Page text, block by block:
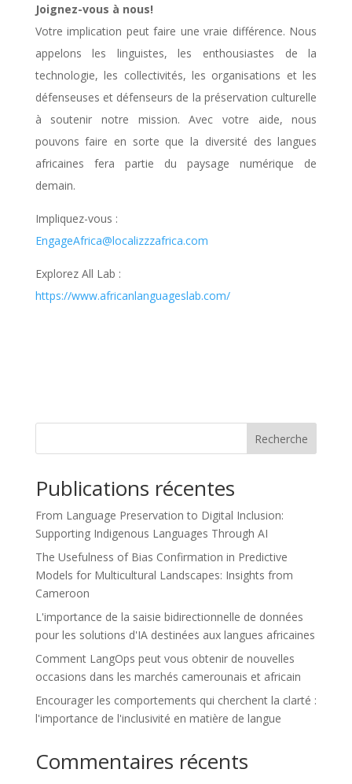
Joignez-vous à nous!
Votre implication peut faire une vraie différence. Nous
appelons les linguistes, les enthousiastes de la
technologie, les collectivités, les organisations et les
défenseuses et défenseurs de la préservation culturelle
à soutenir notre mission. Avec votre aide, nous
pouvons faire en sorte que la diversité des langues
africaines fera partie du paysage numérique de
demain.
Impliquez-vous :
EngageAfrica@localizzzafrica.com
Explorez All Lab :
https://www.africanlanguageslab.com/
Recherche
Publications récentes
From Language Preservation to Digital Inclusion:
Supporting Indigenous Languages Through AI
The Usefulness of Bias Confirmation in Predictive
Models for Multicultural Landscapes: Insights from
Cameroon
L'importance de la saisie bidirectionnelle de données
pour les solutions d'IA destinées aux langues africaines
Comment LangOps peut vous obtenir de nouvelles
occasions dans les marchés camerounais et africain
Encourager les comportements qui cherchent la clarté :
l'importance de l'inclusivité en matière de langue
Commentaires récents